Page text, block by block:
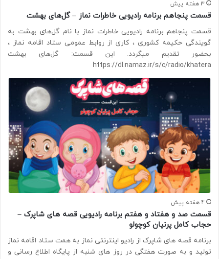
3 هفته پیش
قسمت پنجاهم برنامه رادیویی خاطرات نماز – گل‌های بهشت
قسمت پنجاهم برنامه رادیویی خاطرات نماز با نام گل‌های بهشت به
گویندگی حکیمه کشوری ، کاری از روابط عمومی ستاد اقامه نماز ،
بحضور تقدیم میگردد. این قسمت: گل‌های بهشت
https://dl.namaz.ir/s/c/radio/khatera
4 هفته پیش
قسمت صد و هفتاد و هفتم برنامه رادیویی قصه های شاپرک –
حجاب کامل پرنیان کوچولو
برنامه قصه های شاپرک از رادیو اینترنتی نماز به همت ستاد اقامه نماز
تولید و به صورت هفتگی در روز های شنبه از پایگاه اطلاع رسانی و